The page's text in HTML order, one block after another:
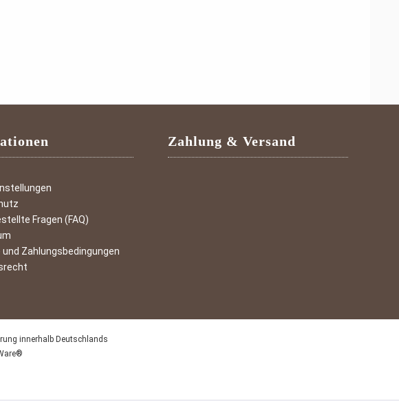
Fragen (FAQ)
und Zahlungsbedingungen
Zahlung & Versand
innerhalb Deutschlands